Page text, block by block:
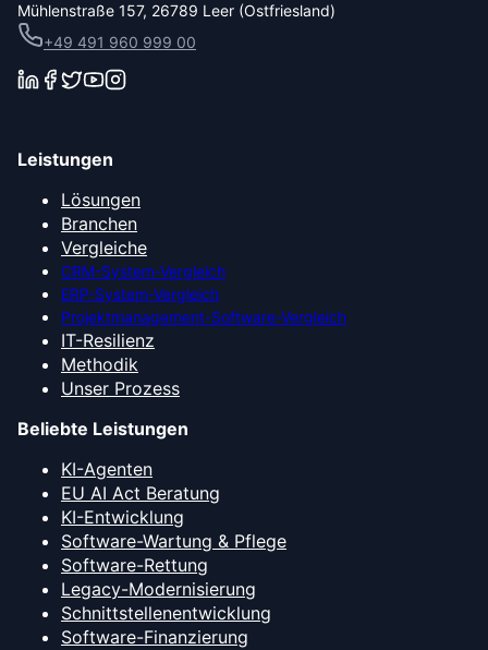
Mühlenstraße 157, 26789 Leer (Ostfriesland)
+49 491 960 999 00
Leistungen
Lösungen
Branchen
Vergleiche
CRM-System-Vergleich
ERP-System-Vergleich
Projektmanagement-Software-Vergleich
IT-Resilienz
Methodik
Unser Prozess
Beliebte Leistungen
KI-Agenten
EU AI Act Beratung
KI-Entwicklung
Software-Wartung & Pflege
Software-Rettung
Legacy-Modernisierung
Schnittstellenentwicklung
Software-Finanzierung